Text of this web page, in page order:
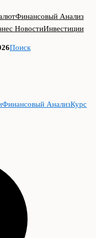
Финансовый Анализ
НовостиИнвестиции
Поиск
Финансовый АнализКурс